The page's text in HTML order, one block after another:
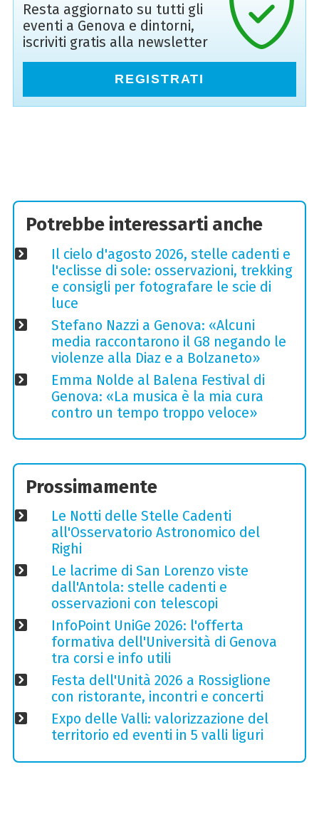
Resta aggiornato su tutti gli
eventi a Genova e dintorni,
iscriviti gratis alla newsletter
REGISTRATI
Potrebbe interessarti anche
Il cielo d'agosto 2026, stelle cadenti e
l'eclisse di sole: osservazioni, trekking
e consigli per fotografare le scie di
luce
Stefano Nazzi a Genova: «Alcuni
media raccontarono il G8 negando le
violenze alla Diaz e a Bolzaneto»
Emma Nolde al Balena Festival di
Genova: «La musica è la mia cura
contro un tempo troppo veloce»
Prossimamente
Le Notti delle Stelle Cadenti
all'Osservatorio Astronomico del
Righi
Le lacrime di San Lorenzo viste
dall'Antola: stelle cadenti e
osservazioni con telescopi
InfoPoint UniGe 2026: l'offerta
formativa dell'Università di Genova
tra corsi e info utili
Festa dell'Unità 2026 a Rossiglione
con ristorante, incontri e concerti
Expo delle Valli: valorizzazione del
territorio ed eventi in 5 valli liguri